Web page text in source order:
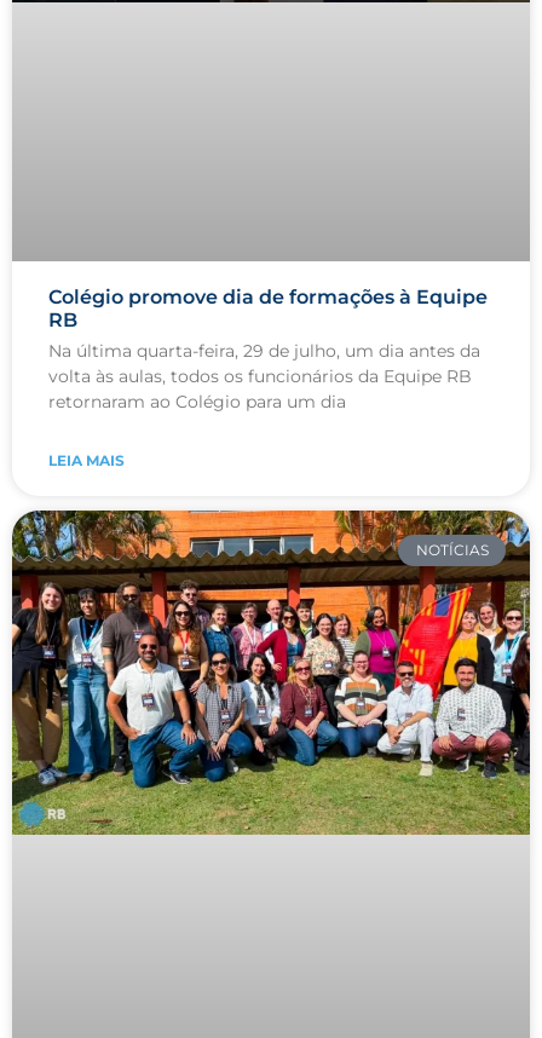
Colégio promove dia de formações à Equipe
RB
Na última quarta-feira, 29 de julho, um dia antes da
volta às aulas, todos os funcionários da Equipe RB
retornaram ao Colégio para um dia
LEIA MAIS
NOTÍCIAS